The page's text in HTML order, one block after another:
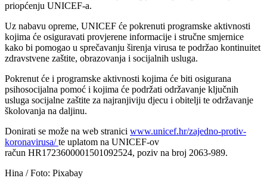
priopćenju UNICEF-a.
Uz nabavu opreme, UNICEF će pokrenuti programske aktivnosti
kojima će osiguravati provjerene informacije i stručne smjernice
kako bi pomogao u sprečavanju širenja virusa te podržao kontinuitet
zdravstvene zaštite, obrazovanja i socijalnih usluga.
Pokrenut će i programske aktivnosti kojima će biti osigurana
psihosocijalna pomoć i kojima će podržati održavanje ključnih
usluga socijalne zaštite za najranjiviju djecu i obitelji te održavanje
školovanja na daljinu.
Donirati se može na web stranici www.unicef.hr/zajedno-protiv-
koronavirusa/te uplatom na UNICEF-ov
račun HR1723600001501092524, poziv na broj 2063-989.
Hina / Foto: Pixabay